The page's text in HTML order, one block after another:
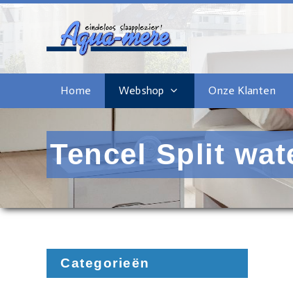
Home Webshop Onze Klanten
Tencel Split
Categorieën